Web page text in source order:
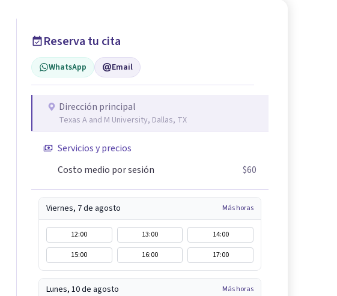
Reserva tu cita
WhatsApp Email
Dirección principal
Texas A and M University, Dallas, TX
Servicios y precios
Costo medio por sesión
$60
Viernes, 7 de agosto Más horas
12:00 13:00
14:00
15:00
16:00 17:00
Lunes, 10 de agosto Más horas